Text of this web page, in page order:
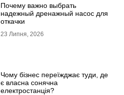
Почему важно выбрать
надежный дренажный насос для
откачки
23 Липня, 2026
Чому бізнес переїжджає туди, де
є власна сонячна
електростанція?